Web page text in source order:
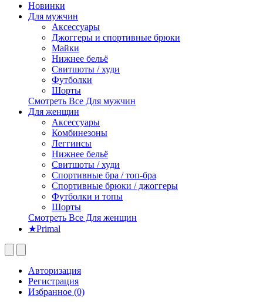
Новинки
Для мужчин
Аксессуары
Джоггеры и спортивные брюки
Майки
Нижнее бельё
Свитшоты / худи
Футболки
Шорты
Смотреть Все Для мужчин
Для женщин
Аксессуары
Комбинезоны
Леггинсы
Нижнее бельё
Свитшоты / худи
Спортивные бра / топ-бра
Спортивные брюки / джоггеры
Футболки и топы
Шорты
Смотреть Все Для женщин
★Primal
Авторизация
Регистрация
Избранное (0)